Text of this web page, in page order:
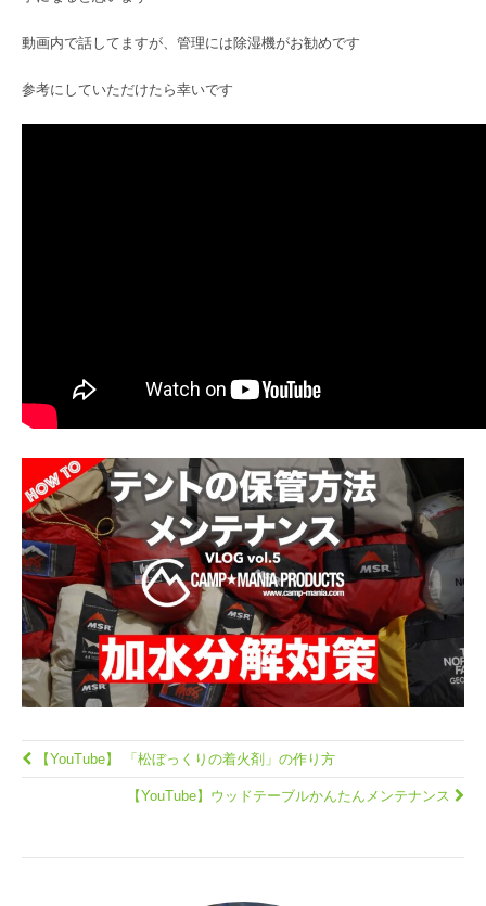
動画内で話してますが、管理には除湿機がお勧めです
参考にしていただけたら幸いです
【YouTube】 「松ぼっくりの着火剤」の作り方
【YouTube】ウッドテーブルかんたんメンテナンス